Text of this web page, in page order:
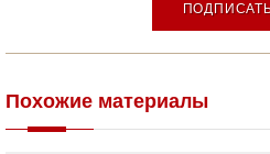
Похожие материалы